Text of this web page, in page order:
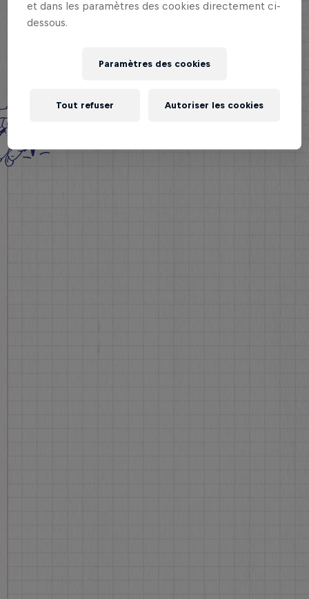
et dans les paramètres des cookies directement ci-
dessous.
Paramètres des cookies
Tout refuser Autoriser les cookies